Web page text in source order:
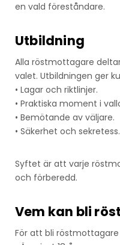
en vald föreståndare.
Utbildning
Alla röstmottagare
valet. Utbildningen ger
• Lagar och riktlinjer.
• Praktiska moment i
• Bemötande av väljare.
• Säkerhet och sekretess.
Syftet är att varje
och förberedd.
Vem kan bli
För att bli